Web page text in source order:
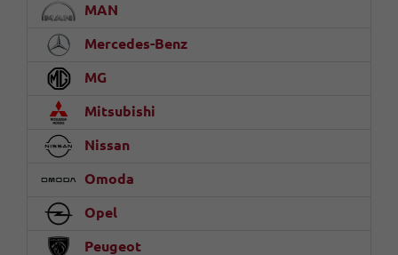
MAN
Mercedes-Benz
MG
Mitsubishi
Nissan
Omoda
Opel
Peugeot